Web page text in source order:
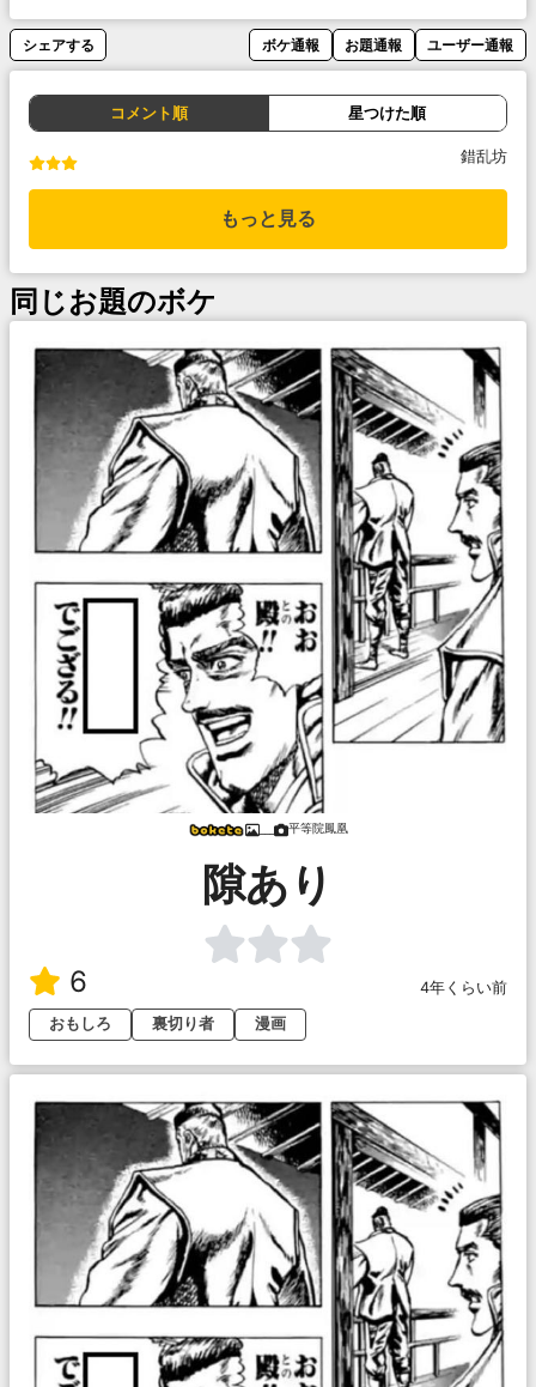
シェアする ボケ通報 お題通報 ユーザー通報
コメント順 星つけた順
錯乱坊
もっと見る
同じお題のボケ
平等院鳳凰
隙あり
6
4年くらい前
おもしろ
裏切り者 漫画